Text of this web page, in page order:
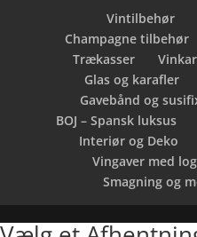
Vintilbehør
Champagne tilbehør
Trækasser
Glas og karafler
Gavebånd og
BOJ – Spansk luksus
Interiør og Deko
Vingaver med
Smagning og